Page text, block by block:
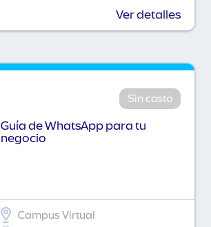
Ver detalles
Sin costo
Guía de WhatsApp para tu
negocio
Campus Virtual